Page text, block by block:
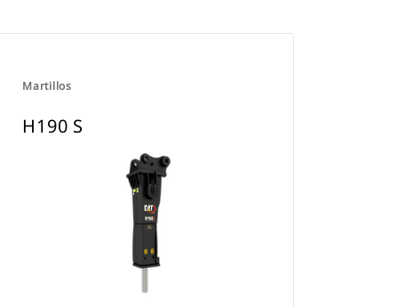
Martillos
H190 S